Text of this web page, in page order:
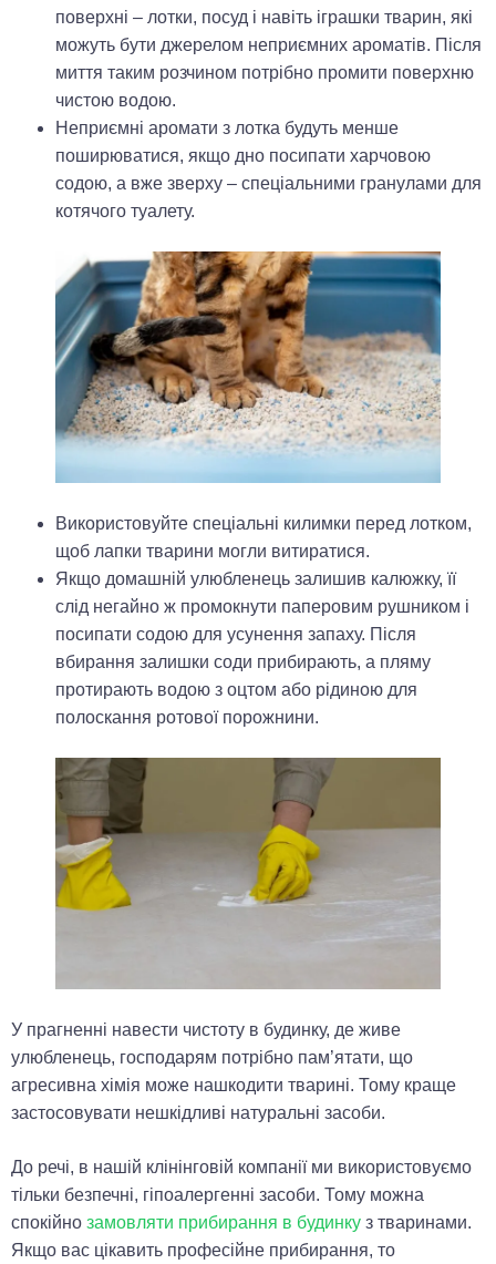
поверхні – лотки, посуд і навіть іграшки тварин, які
можуть бути джерелом неприємних ароматів. Після
миття таким розчином потрібно промити поверхню
чистою водою.
Неприємні аромати з лотка будуть менше
поширюватися, якщо дно посипати харчовою
содою, а вже зверху – спеціальними гранулами для
котячого туалету.
Використовуйте спеціальні килимки перед лотком,
щоб лапки тварини могли витиратися.
Якщо домашній улюбленець залишив калюжку, її
слід негайно ж промокнути паперовим рушником і
посипати содою для усунення запаху. Після
вбирання залишки соди прибирають, а пляму
протирають водою з оцтом або рідиною для
полоскання ротової порожнини.
У прагненні навести чистоту в будинку, де живе
улюбленець, господарям потрібно пам’ятати, що
агресивна хімія може нашкодити тварині. Тому краще
застосовувати нешкідливі натуральні засоби.
До речі, в нашій клінінговій компанії ми використовуємо
тільки безпечні, гіпоалергенні засоби. Тому можна
спокійно замовляти прибирання в будинку з тваринами.
Якщо вас цікавить професійне прибирання, то